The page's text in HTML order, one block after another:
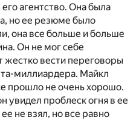
агентство. Она была
но ее резюме было
она все больше и больше
Он не мог себе
жестко вести переговоры
миллиардера. Майкл
прошло не очень хорошо.
увидел проблеск огня в ее
не взял, но все равно